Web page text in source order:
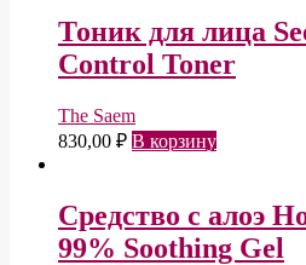
Тоник для лица
Control Toner
The Saem
830,00 ₽ В корзину
Средство с алоэ
99% Soothing Gel